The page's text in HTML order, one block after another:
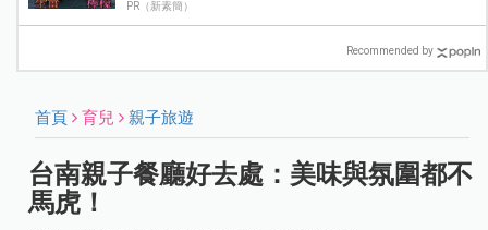
PR（新素簡）
Recommended by
首頁 育兒 親子旅遊
台南親子餐廳好去處：美味與氛圍都不
馬虎！